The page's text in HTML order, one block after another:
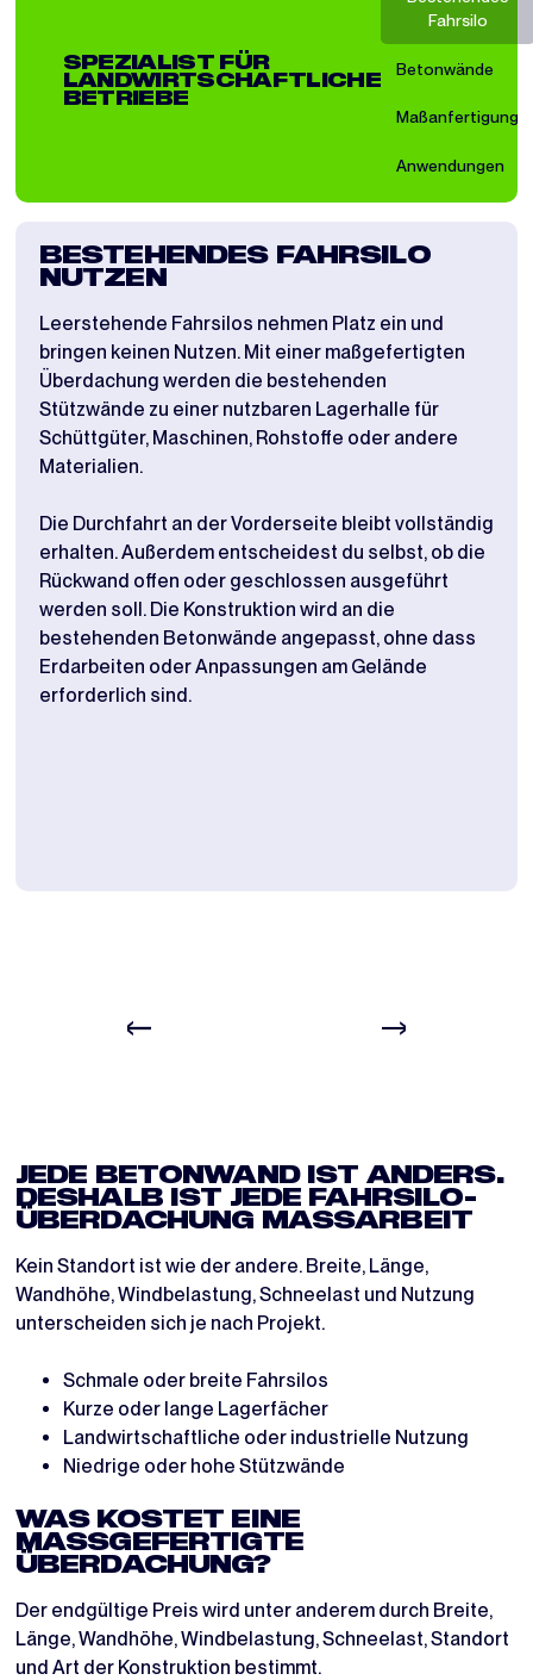
SPEZIALIST FÜR
LANDWIRTSCHAFTLICHE
BETRIEBE
Fahrsilo
Betonwände
Maßanfertigung
Anwendungen
BESTEHENDES FAHRSILO
NUTZEN
Leerstehende Fahrsilos nehmen Platz ein und
bringen keinen Nutzen. Mit einer maßgefertigten
Überdachung werden die bestehenden
Stützwände zu einer nutzbaren Lagerhalle für
Schüttgüter, Maschinen, Rohstoffe oder andere
Materialien.
Die Durchfahrt an der Vorderseite bleibt vollständig
erhalten. Außerdem entscheidest du selbst, ob die
Rückwand offen oder geschlossen ausgeführt
werden soll. Die Konstruktion wird an die
bestehenden Betonwände angepasst, ohne dass
Erdarbeiten oder Anpassungen am Gelände
erforderlich sind.
JEDE BETONWAND IST ANDERS.
DESHALB IST JEDE FAHRSILO-
ÜBERDACHUNG MASSARBEIT
Kein Standort ist wie der andere. Breite, Länge,
Wandhöhe, Windbelastung, Schneelast und Nutzung
unterscheiden sich je nach Projekt.
Schmale oder breite Fahrsilos
Kurze oder lange Lagerfächer
Landwirtschaftliche oder industrielle Nutzung
Niedrige oder hohe Stützwände
WAS KOSTET EINE
MASSGEFERTIGTE Ü
BERDACHUNG?
Der endgültige Preis wird unter anderem durch Breite,
Länge, Wandhöhe, Windbelastung, Schneelast, Standort
und Art der Konstruktion bestimmt.